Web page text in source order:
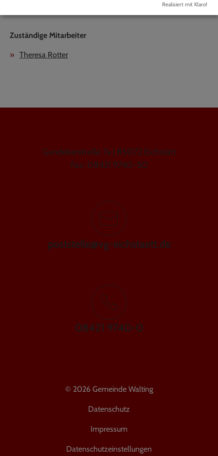
Zuständige Mitarbeiter
Theresa Rotter
Gundekarstraße 7a | 85072 Eichstätt
Fax: 08421 9740-50
poststelle@vg-eichstaett.de
08421 9740-0
© 2026 Gemeinde Walting
Datenschutz
Impressum
Datenschutzeinstellungen
Realisiert mit Klaro!